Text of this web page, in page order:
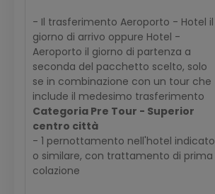
- Il trasferimento Aeroporto - Hotel il
giorno di arrivo oppure Hotel -
Aeroporto il giorno di partenza a
seconda del pacchetto scelto, solo
se in combinazione con un tour che
include il medesimo trasferimento
Categoria Pre Tour - Superior
centro città
- 1 pernottamento nell'hotel indicato
o similare, con trattamento di prima
colazione